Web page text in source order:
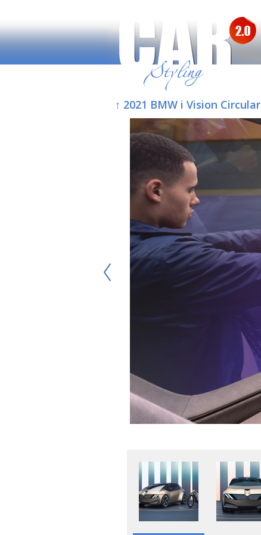
↑ 2021 BMW i Vision Circular